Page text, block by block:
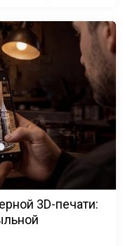
3D-печати: